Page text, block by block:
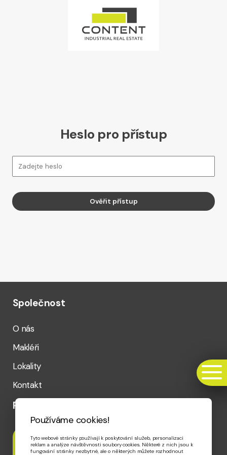
Heslo pro přístup
Společnost
O nás
Makléři
Lokality
Kontakt
Rychlý kontakt
Telefon
Používáme cookies!
Tyto webové stránky používají k poskytování služeb, personalizaci
reklam a analýze návštěvnosti soubory cookies. Některé z nich jsou k
fungování stránky nezbytné, ale o některých můžete rozhodnout